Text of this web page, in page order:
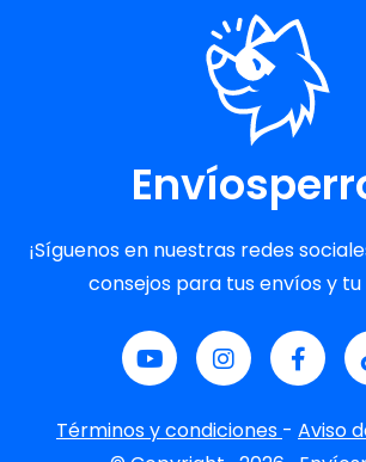
¡Síguenos en nuestras redes
consejos para tus envíos y
Términos y condiciones - Aviso